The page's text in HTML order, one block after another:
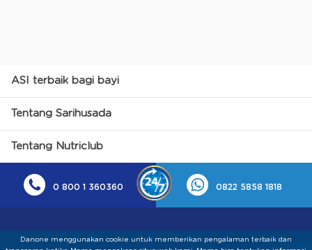
ASI terbaik bagi bayi
Tentang Sarihusada
Tentang Nutriclub
0 800 1 360360 0822 5858 1818
Danone menggunakan cookie untuk memberikan pengalaman terbaik dan